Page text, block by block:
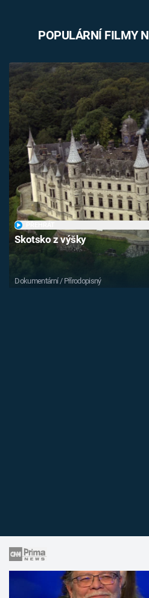
POPULÁRNÍ FILMY
Skotsko z výšky
Dokumentární / Přírodopisný